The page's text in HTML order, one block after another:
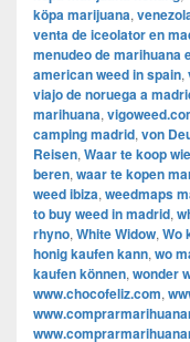
köpa marijuana,
venta de iceolator en
menudeo de marihuana
american weed in spain,
viajo de noruega a
marihuana,
camping madrid, von
Reisen, Waar te koop
beren, waar te kopen
weed ibiza, weedmaps
to buy weed in madrid,
rhyno, White Widow, Wo
honig kaufen kann, wo
kaufen können, wonder
www.chocofeliz.com,